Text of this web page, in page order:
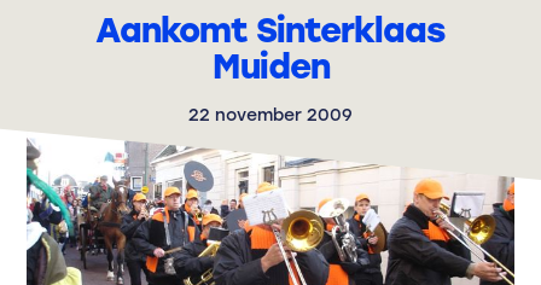
Aankomt Sinterklaas
Muiden
22 november 2009